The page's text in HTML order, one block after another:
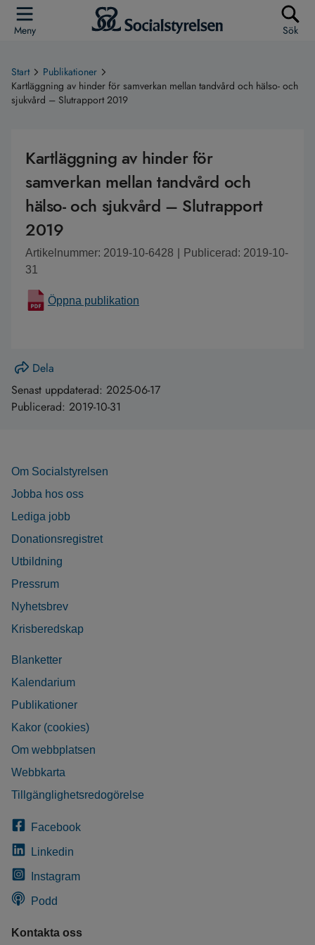
Meny Sök
Start
Publikationer
Kartläggning av hinder för samverkan mellan tandvård och hälso- och
sjukvård – Slutrapport 2019
Kartläggning av hinder för
samverkan mellan tandvård och
hälso- och sjukvård – Slutrapport
2019
Artikelnummer: 2019-10-6428
Publicerad: 2019-10-
31
Öppna publikation
Dela
Senast uppdaterad: 2025-06-17
Publicerad: 2019-10-31
Om Socialstyrelsen
Jobba hos oss
Lediga jobb
Donationsregistret
Utbildning
Pressrum
Nyhetsbrev
Krisberedskap
Blanketter
Kalendarium
Publikationer
Kakor (cookies)
Om webbplatsen
Webbkarta
Tillgänglighetsredogörelse
Facebook
Linkedin
Instagram
Podd
Kontakta oss